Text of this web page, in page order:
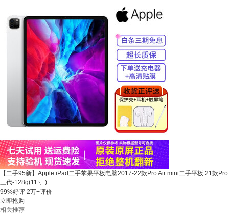
【二手95新】Apple iPad二手苹果平板电脑2017-22款Pro Air mini二手平板 21款Pro
三代-128g(11寸 )
99%好评 2万+评价
立即抢购
相关推荐